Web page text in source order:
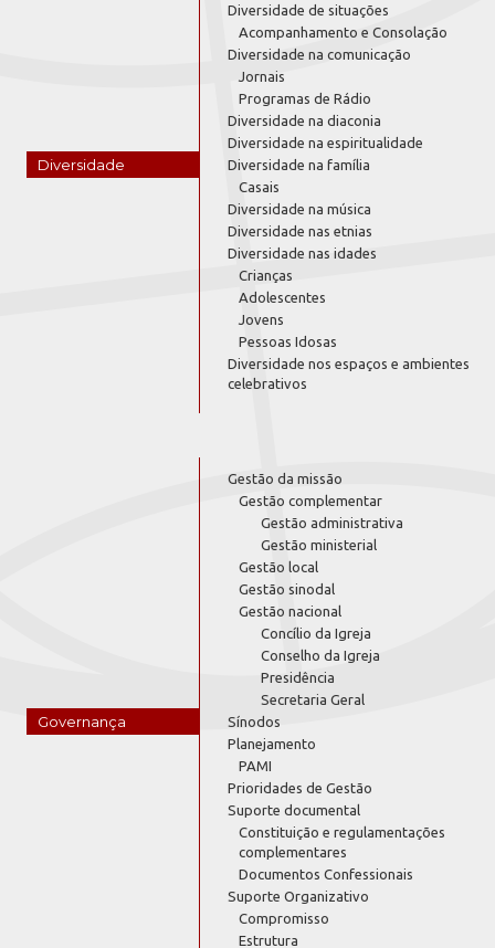
Diversidade
Diversidade de situações
Acompanhamento e Consolação
Diversidade na comunicação
Jornais
Programas de Rádio
Diversidade na diaconia
Diversidade na espiritualidade
Diversidade na família
Casais
Diversidade na música
Diversidade nas etnias
Diversidade nas idades
Crianças
Adolescentes
Jovens
Pessoas Idosas
Diversidade nos espaços e ambientes
celebrativos
Governança
Gestão da missão
Gestão complementar
Gestão administrativa
Gestão ministerial
Gestão local
Gestão sinodal
Gestão nacional
Concílio da Igreja
Conselho da Igreja
Presidência
Secretaria Geral
Sínodos
Planejamento
PAMI
Prioridades de Gestão
Suporte documental
Constituição e regulamentações
complementares
Documentos Confessionais
Suporte Organizativo
Compromisso
Estrutura